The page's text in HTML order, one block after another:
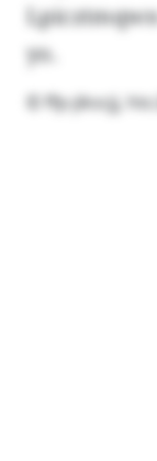
yo.
© ffp-jikscjj,